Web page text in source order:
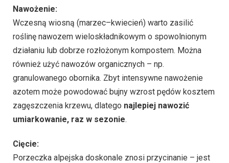
Nawożenie:
Wczesną wiosną (marzec–kwiecień) warto zasilić
roślinę nawozem wieloskładnikowym o spowolnionym
działaniu lub dobrze rozłożonym kompostem. Można
również użyć nawozów organicznych – np.
granulowanego obornika. Zbyt intensywne nawożenie
azotem może powodować bujny wzrost pędów kosztem
zagęszczenia krzewu, dlatego najlepiej nawozić
umiarkowanie, raz w sezonie.
Cięcie:
Porzeczka alpejska doskonale znosi przycinanie – jest